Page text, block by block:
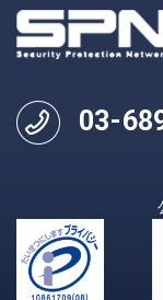
03-